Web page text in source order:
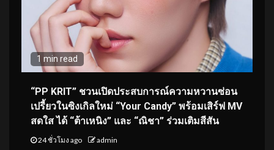
1 min read
“PP KRIT” ชวนเปิดประสบการณ์ความหวานซ่อน
เปรี้ยวในซิงเกิลใหม่ “Your Candy” พร้อมเสิร์ฟ MV
สดใส ได้ “ต้าเหนิง” และ “ณิชา” ร่วมเติมสีสัน
24 ชั่วโมง ago admin